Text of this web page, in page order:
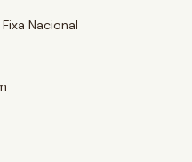
Nacional